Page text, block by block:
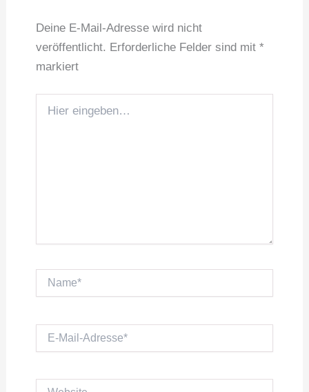
Deine E-Mail-Adresse wird nicht
veröffentlicht. Erforderliche Felder sind mit *
markiert
eingeben…
Mail-
Website